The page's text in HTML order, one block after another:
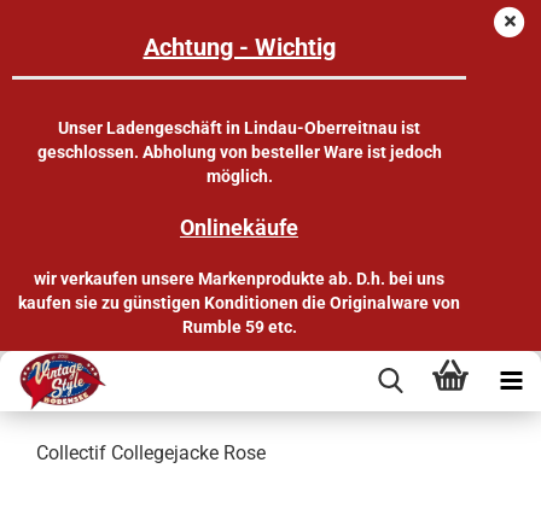
Achtung - Wichtig
Unser Ladengeschäft in Lindau-Oberreitnau ist
geschlossen. Abholung von besteller Ware ist jedoch
möglich.
Onlinekäufe
wir verkaufen unsere Markenprodukte ab. D.h. bei uns
kaufen sie zu günstigen Konditionen die Originalware von
Rumble 59 etc.
Collectif Collegejacke Rose